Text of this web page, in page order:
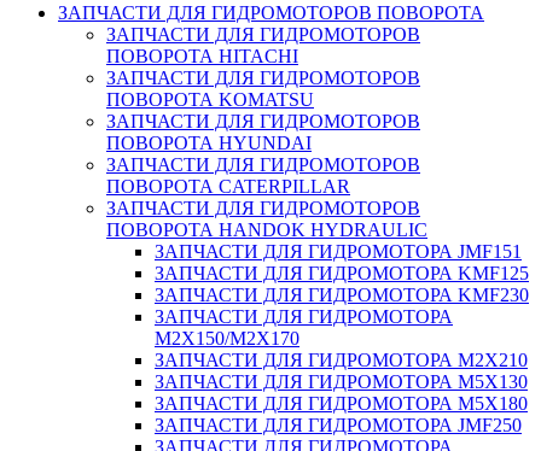
ЗАПЧАСТИ ДЛЯ ГИДРОМОТОРОВ ПОВОРОТА
ЗАПЧАСТИ ДЛЯ ГИДРОМОТОРОВ
ПОВОРОТА HITACHI
ЗАПЧАСТИ ДЛЯ ГИДРОМОТОРОВ
ПОВОРОТА KOMATSU
ЗАПЧАСТИ ДЛЯ ГИДРОМОТОРОВ
ПОВОРОТА HYUNDAI
ЗАПЧАСТИ ДЛЯ ГИДРОМОТОРОВ
ПОВОРОТА CATERPILLAR
ЗАПЧАСТИ ДЛЯ ГИДРОМОТОРОВ
ПОВОРОТА HANDOK HYDRAULIC
ЗАПЧАСТИ ДЛЯ ГИДРОМОТОРА JMF151
ЗАПЧАСТИ ДЛЯ ГИДРОМОТОРА KMF125
ЗАПЧАСТИ ДЛЯ ГИДРОМОТОРА KMF230
ЗАПЧАСТИ ДЛЯ ГИДРОМОТОРА
M2X150/M2X170
ЗАПЧАСТИ ДЛЯ ГИДРОМОТОРА M2X210
ЗАПЧАСТИ ДЛЯ ГИДРОМОТОРА M5X130
ЗАПЧАСТИ ДЛЯ ГИДРОМОТОРА M5X180
ЗАПЧАСТИ ДЛЯ ГИДРОМОТОРА JMF250
ЗАПЧАСТИ ДЛЯ ГИДРОМОТОРА